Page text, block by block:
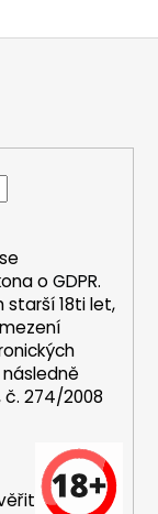
oGDPR.
starší 18ti let,
č. 274/2008